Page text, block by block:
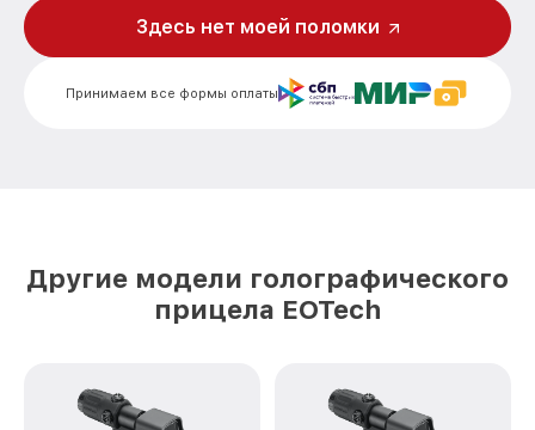
Принимаем все формы оплаты
Здесь нет моей поломки
Другие модели голографического
прицела EOTech